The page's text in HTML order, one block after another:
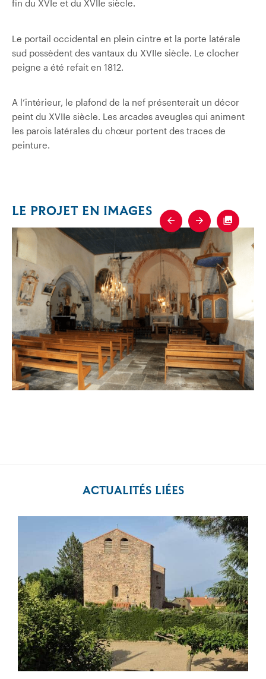
fin du XVIe et du XVIIe siècle.
Le portail occidental en plein cintre et la porte latérale
sud possèdent des vantaux du XVIIe siècle. Le clocher
peigne a été refait en 1812.
A l’intérieur, le plafond de la nef présenterait un décor
peint du XVIIe siècle. Les arcades aveugles qui animent
les parois latérales du chœur portent des traces de
peinture.
LE PROJET EN IMAGES
Previous
Next
ACTUALITÉS LIÉES